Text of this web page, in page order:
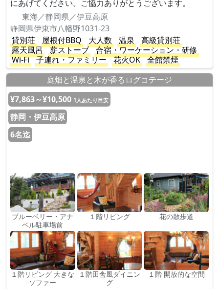
にあげてください。ご協力ありがとうございます。
東海／静岡県／伊豆高原
静岡県伊東市八幡野1031-23
貸別荘
屋根付BBQ 大人数 温泉
高級貸別荘
露天風呂
薪ストーブ
合宿・ワーケーション・研修
Wi-Fi
子連れ・ファミリー 花火OK
全館禁煙
庭畑と温泉と木が香るログコテージ
¥7,863～¥10,500 1人あたり目安
静岡・伊豆高原
6名迄
ブルーベリー・アナ
ベル駐車場前
１階リビング 花の散歩道
１階リビング 大きな
ソファー
１階田舎風ダイニン
グ
１階 開放的な空間